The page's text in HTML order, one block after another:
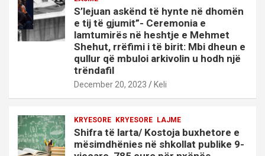
S’lejuan askënd të hynte në dhomën
e tij të gjumit”- Ceremonia e
lamtumirës në heshtje e Mehmet
Shehut, rrëfimi i të birit: Mbi dheun e
qullur që mbuloi arkivolin u hodh një
trëndafil
December 20, 2023 Keli
KRYESORE KRYESORE LAJME
Shifra të larta/ Kostoja buxhetore e
mësimdhënies në shkollat publike 9-